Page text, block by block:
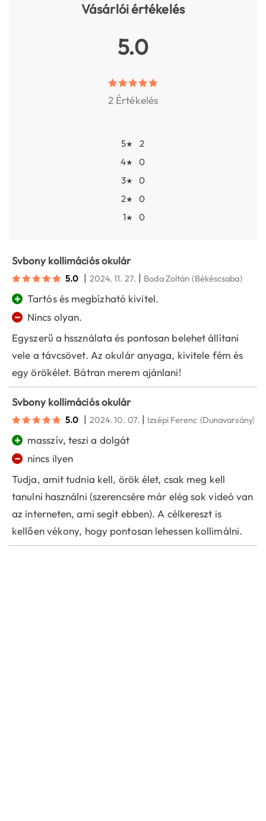
Vásárlói értékelés
5.0
2 Értékelés
5★
2
4★
0
3★
0
2★
0
1★ 0
Svbony kollimációs okulár
5.0 | 2024. 11. 27. | Boda Zoltán (Békéscsaba)
+ Tartós és megbízható kivitel.
−
Nincs olyan.
Egyszerű a hssználata és pontosan belehet állítani
vele a távcsövet. Az okulár anyaga, kivitele fém és
egy örökélet. Bátran merem ajánlani!
Svbony kollimációs okulár
5.0 | 2024. 10. 07. | Izsépi Ferenc (Dunavarsány)
+ masszív, teszi a dolgát
−
nincs ilyen
Tudja, amit tudnia kell, örök élet, csak meg kell
tanulni használni (szerencsére már elég sok videó van
az interneten, ami segít ebben). A célkereszt is
kellően vékony, hogy pontosan lehessen kollimálni.